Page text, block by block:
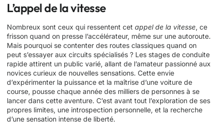
L’appel de la vitesse
Nombreux sont ceux qui ressentent cet appel de la vitesse, ce
frisson quand on presse l’accélérateur, même sur une autoroute.
Mais pourquoi se contenter des routes classiques quand on
peut s’essayer aux circuits spécialisés ? Les stages de conduite
rapide attirent un public varié, allant de l’amateur passionné aux
novices curieux de nouvelles sensations. Cette envie
d’expérimenter la puissance et la maîtrise d’une voiture de
course, pousse chaque année des milliers de personnes à se
lancer dans cette aventure. C’est avant tout l’exploration de ses
propres limites, une introspection personnelle, et la recherche
d’une sensation intense de liberté.